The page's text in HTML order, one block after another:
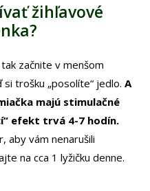
žihľavové
začnite v menšom
si trošku „posolíte“ jedlo.A
majú stimulačné
efekt trvá 4-7 hodín.
aby vám nenarušili
na cca 1 lyžičku denne.